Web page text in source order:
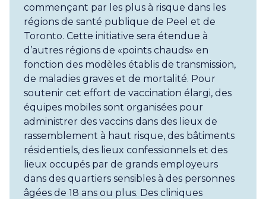
commençant par les plus à risque dans les
régions de santé publique de Peel et de
Toronto. Cette initiative sera étendue à
d’autres régions de «points chauds» en
fonction des modèles établis de transmission,
de maladies graves et de mortalité. Pour
soutenir cet effort de vaccination élargi, des
équipes mobiles sont organisées pour
administrer des vaccins dans des lieux de
rassemblement à haut risque, des bâtiments
résidentiels, des lieux confessionnels et des
lieux occupés par de grands employeurs
dans des quartiers sensibles à des personnes
âgées de 18 ans ou plus. Des cliniques